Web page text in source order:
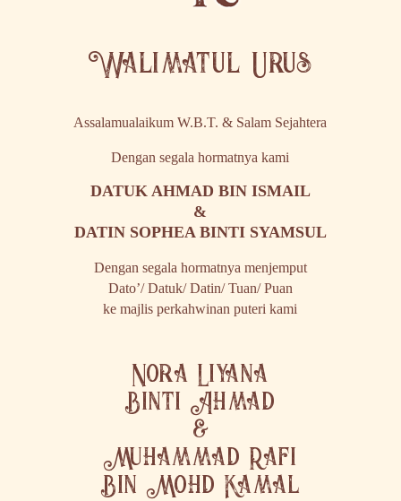
Walimatul Urus
Assalamualaikum W.B.T. & Salam Sejahtera
Dengan segala hormatnya kami
DATUK AHMAD BIN ISMAIL
&
DATIN SOPHEA BINTI SYAMSUL
Dengan segala hormatnya menjemput
Dato’/ Datuk/ Datin/ Tuan/ Puan
ke majlis perkahwinan puteri kami
Nora Liyana
Binti Ahmad
&
Muhammad Rafi
Bin Mohd Kamal